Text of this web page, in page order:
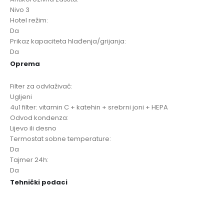
Nivo 3
Hotel režim:
Da
Prikaz kapaciteta hlađenja/grijanja:
Da
Oprema
Filter za odvlaživač:
Ugljeni
4u1 filter: vitamin C + katehin + srebrni joni + HEPA
Odvod kondenza:
Lijevo ili desno
Termostat sobne temperature:
Da
Tajmer 24h:
Da
Tehnički podaci